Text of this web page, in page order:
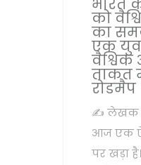
भारत
को
का
एक
वैश्विक
ताकत
रोडमैप
✍ लेखक :
आज एक
पर खड़ा